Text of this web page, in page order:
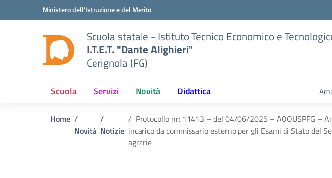
Vai ai contenuti
Vai al menu di navigazioneMinistero dell'Istruzione e del Merito
Scuola statale - Istituto Tecnico Economico e
I.T.E.T. "Dante Alighieri"
Cerignola (FG)
Scuola Servizi Novità Didattica
Home
Novità Notizie
Protocollo nr: 11413 – del 04/06/2025 – AOOUSPFG –
incarico da commissario esterno per gli Esami di Stato del
agrarie